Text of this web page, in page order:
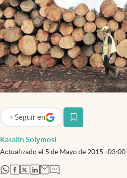
Infotechnology
Clase
Clima
Mundial 2026
Eventos Corporativos
El Cronista Studio
Mediakit
abre en nueva pestaña
Argentina
Katalin Solymosi
Actualizado el 5 de Mayo de 2015 03:00
+ Seguir en
abre en nueva pestaña
abre en nueva pestaña
abre en nueva pestaña
abre en nueva pestaña
abre en nueva pestaña